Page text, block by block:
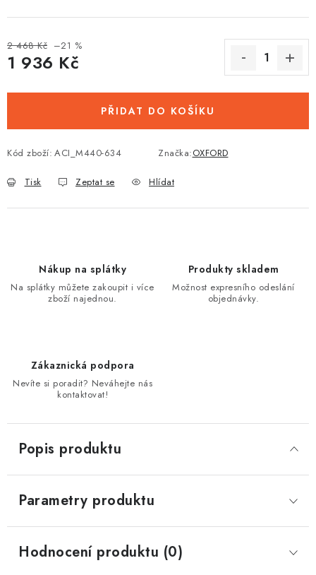
2 468 Kč –21 %
1 936 Kč
PŘIDAT DO KOŠÍKU
Kód zboží: ACI_M440-634 Značka:OXFORD
Tisk Zeptat se Hlídat
Nákup na splátky
Na splátky můžete zakoupit i více
zboží najednou.
Produkty skladem
Možnost expresního odeslání
objednávky.
Zákaznická podpora
Nevíte si poradit? Neváhejte nás
kontaktovat!
Popis produktu
Parametry produktu
Hodnocení produktu (0)